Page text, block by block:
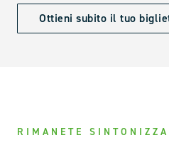
Ottieni subito il tuo
RIMANETE